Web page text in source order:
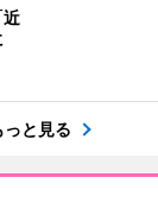
っと見る